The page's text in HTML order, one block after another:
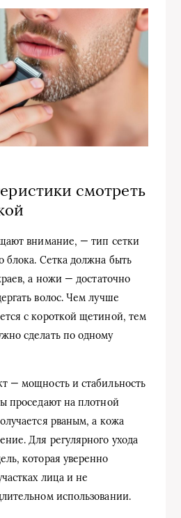
смотреть
внимание, — тип сетки
блока. Сетка должна быть
а ножи — достаточно
волос. Чем лучше
с короткой щетиной, тем
сделать по одному
— мощность и стабильность
проседают на плотной
рваным, а кожа
Для регулярного ухода
которая уверенно
лица и не
использовании.